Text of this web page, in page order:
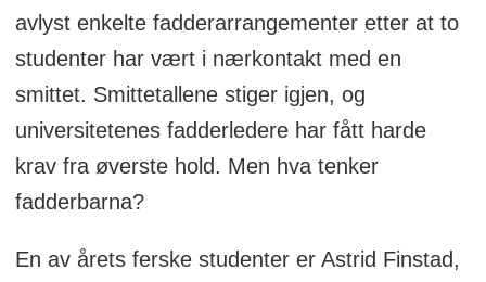
avlyst enkelte fadderarrangementer etter at to
studenter har vært i nærkontakt med en
smittet. Smittetallene stiger igjen, og
universitetenes fadderledere har fått harde
krav fra øverste hold. Men hva tenker
fadderbarna?
En av årets ferske studenter er Astrid Finstad,